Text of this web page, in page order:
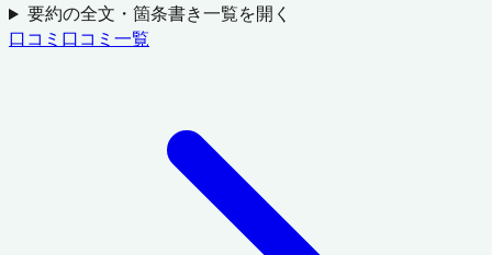
要約の全文・箇条書き一覧を開く
口コミ 口コミ一覧